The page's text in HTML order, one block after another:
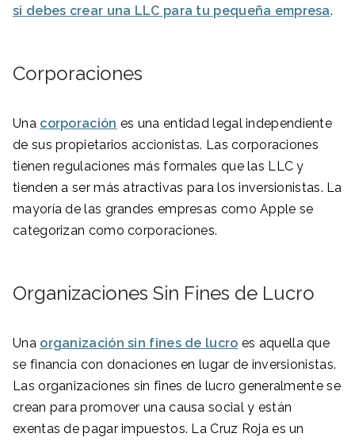
si debes crear una LLC para tu pequeña empresa.
Corporaciones
Una corporación es una entidad legal independiente
de sus propietarios accionistas. Las corporaciones
tienen regulaciones más formales que las LLC y
tienden a ser más atractivas para los inversionistas. La
mayoría de las grandes empresas como Apple se
categorizan como corporaciones.
Organizaciones Sin Fines de Lucro
Una organización sin fines de lucro es aquella que
se financia con donaciones en lugar de inversionistas.
Las organizaciones sin fines de lucro generalmente se
crean para promover una causa social y están
exentas de pagar impuestos. La Cruz Roja es un